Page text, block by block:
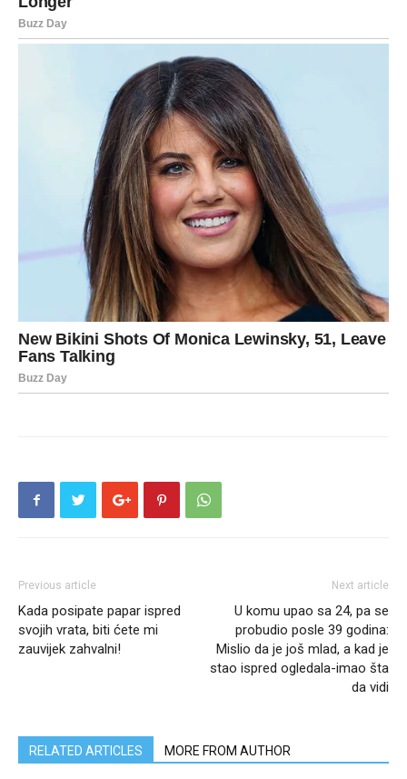
Previous article
Kada posipate papar ispred
svojih vrata, biti ćete mi
zauvijek zahvalni!
Next article
U komu upao sa 24, pa se
probudio posle 39 godina:
Mislio da je još mlad, a kad je
stao ispred ogledala-imao šta
da vidi
RELATED ARTICLES MORE FROM AUTHOR